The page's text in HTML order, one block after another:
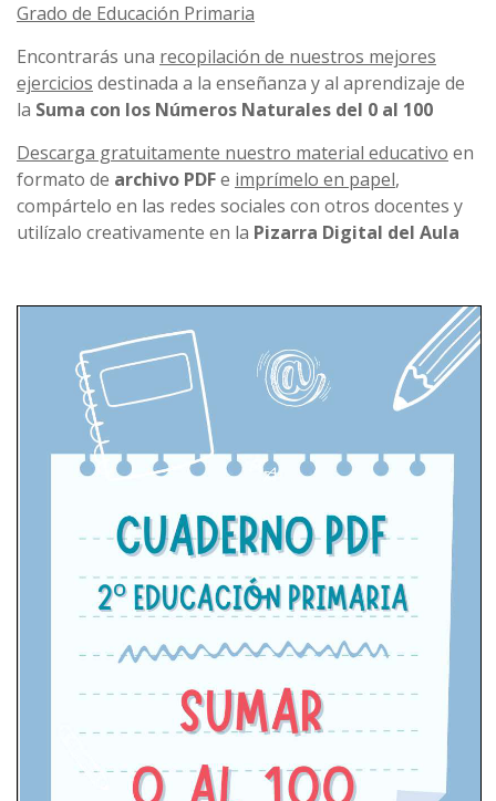
Grado de Educación Primaria
Encontrarás una recopilación de nuestros mejores
ejercicios destinada a la enseñanza y al aprendizaje de
la Suma con los Números Naturales del 0 al 100
Descarga gratuitamente nuestro material educativo en
formato de archivo PDFe imprímelo en papel,
compártelo en las redes sociales con otros docentes y
utilízalo creativamente en la Pizarra Digital del Aula